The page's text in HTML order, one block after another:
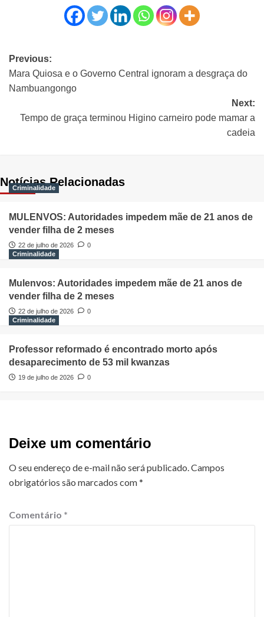
Previous:
Mara Quiosa e o Governo Central ignoram a desgraça do
Nambuangongo
Next:
Tempo de graça terminou Higino carneiro pode mamar a
cadeia
Notícias Relacionadas
Criminalidade
MULENVOS: Autoridades impedem mãe de 21 anos de
vender filha de 2 meses
22 de julho de 2026
0
Criminalidade
Mulenvos: Autoridades impedem mãe de 21 anos de
vender filha de 2 meses
22 de julho de 2026
0
Criminalidade
Professor reformado é encontrado morto após
desaparecimento de 53 mil kwanzas
19 de julho de 2026 0
Deixe um comentário
O seu endereço de e-mail não será publicado.Campos
obrigatórios são marcados com*
Comentário *